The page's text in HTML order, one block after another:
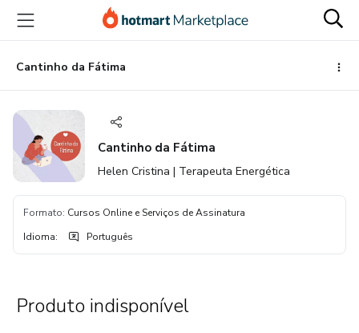
para
conteúdo
principal
para
pagamento
para
rodapéCantinho da Fátima
Cantinho da Fátima
Helen Cristina | Terapeuta Energética
Formato: Cursos Online e Serviços de Assinatura
Idioma: Português
Produto indisponível